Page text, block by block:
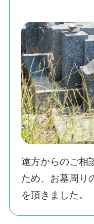
遠方からのご相
ため、お墓周り
を頂きました。